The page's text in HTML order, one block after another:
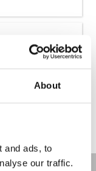
About
and ads, to
our traffic.